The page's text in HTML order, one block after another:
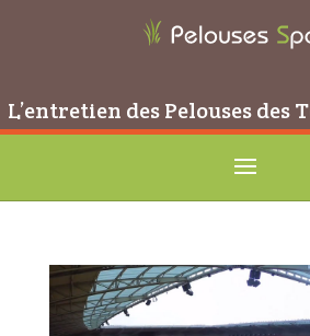
L’entretien des Pelouses des